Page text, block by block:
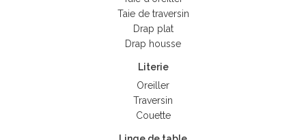
Taie de traversin
Drap plat
Drap housse
Literie
Oreiller
Traversin
Couette